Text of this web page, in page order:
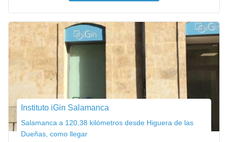
Instituto iGin Salamanca
Salamanca a 120,38 kilómetros desde Higuera de las
Dueñas, como llegar